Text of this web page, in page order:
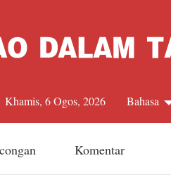
Bahasa
Khamis, 6 Ogos, 2026
Komentar